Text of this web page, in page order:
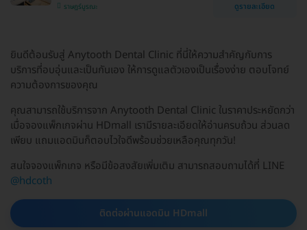
ยินดีต้อนรับสู่ Anytooth Dental Clinic ที่นี่ให้ความสำคัญกับการ
บริการที่อบอุ่นและเป็นกันเอง ให้การดูแลตัวเองเป็นเรื่องง่าย ตอบโจทย์
ความต้องการของคุณ
คุณสามารถใช้บริการจาก Anytooth Dental Clinic ในราคาประหยัดกว่า
เมื่อจองแพ็กเกจผ่าน HDmall เรามีรายละเอียดให้อ่านครบถ้วน ส่วนลด
เพียบ แถมแอดมินก็ตอบไวใจดีพร้อมช่วยเหลือคุณทุกวัน!
สนใจจองแพ็กเกจ หรือมีข้อสงสัยเพิ่มเติม สามารถสอบถามได้ที่ LINE
@hdcoth
ติดต่อผ่านแอดมิน HDmall
ราษฎร์บูรณะ ดูรายละเอียด